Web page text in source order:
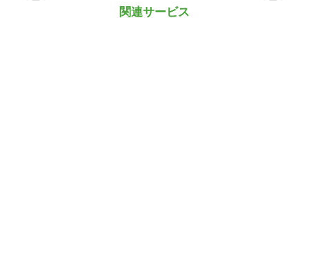
関連サービス